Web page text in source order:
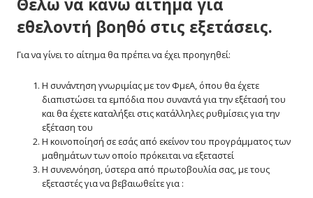
Θέλω να κάνω αίτημα για
εθελοντή βοηθό στις εξετάσεις.
Για να γίνει το αίτημα θα πρέπει να έχει προηγηθεί:
Η συνάντηση γνωριμίας με τον ΦμεΑ, όπου θα έχετε
διαπιστώσει τα εμπόδια που συναντά για την εξέτασή του
και θα έχετε καταλήξει στις κατάλληλες ρυθμίσεις για την
εξέταση του
Η κοινοποίησή σε εσάς από εκείνον του προγράμματος των
μαθημάτων των οποίο πρόκειται να εξεταστεί
Η συνεννόηση, ύστερα από πρωτοβουλία σας, με τους
εξεταστές για να βεβαιωθείτε για :